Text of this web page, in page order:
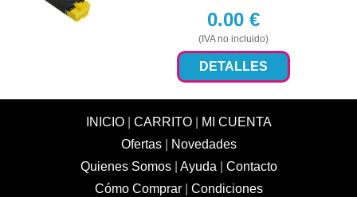
0.00€
(IVA no incluido)
DETALLES
INICIO| CARRITO|
MI CUENTA
Ofertas|
Novedades
Quienes Somos| Ayuda
Contacto
Cómo Comprar| Condiciones